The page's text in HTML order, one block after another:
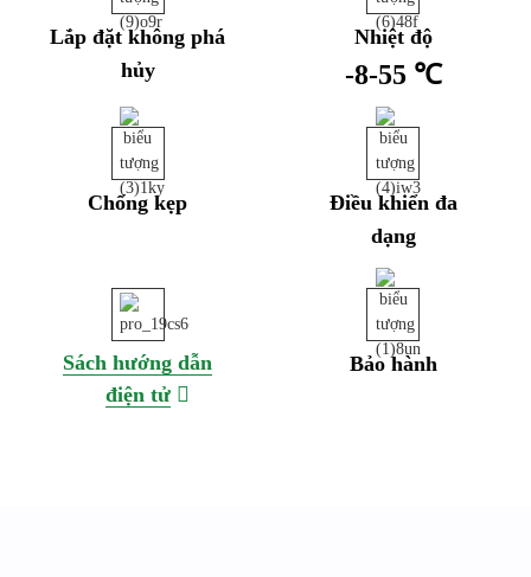
Lắp đặt không phá
hủy
Nhiệt độ
-8-55 ℃
Chống kẹp
Điều khiển đa
dạng
Sách hướng dẫn
điện tử
Bảo hành